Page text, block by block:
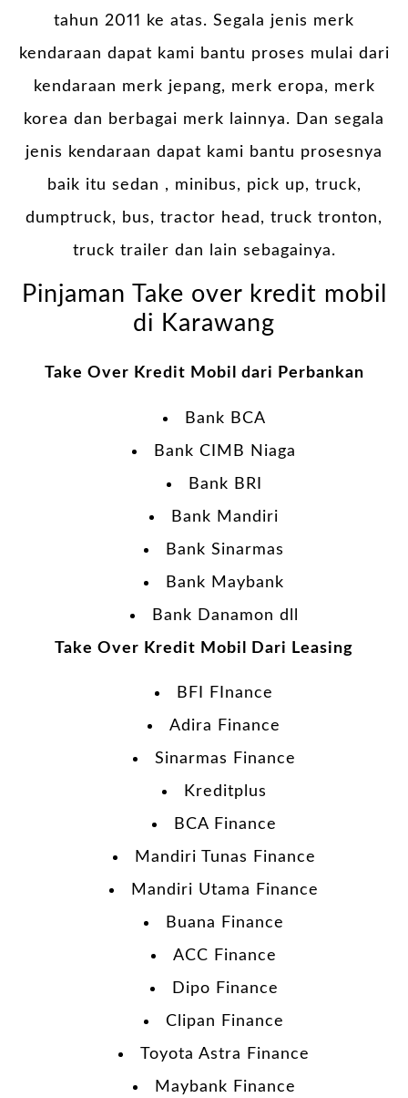
tahun 2011 ke atas. Segala jenis merk
kendaraan dapat kami bantu proses mulai dari
kendaraan merk jepang, merk eropa, merk
korea dan berbagai merk lainnya. Dan segala
jenis kendaraan dapat kami bantu prosesnya
baik itu sedan , minibus, pick up, truck,
dumptruck, bus, tractor head, truck tronton,
truck trailer dan lain sebagainya.
Pinjaman Take over kredit mobil
di Karawang
Take Over Kredit Mobil dari Perbankan
Bank BCA
Bank CIMB Niaga
Bank BRI
Bank Mandiri
Bank Sinarmas
Bank Maybank
Bank Danamon dll
Take Over Kredit Mobil Dari Leasing
BFI FInance
Adira Finance
Sinarmas Finance
Kreditplus
BCA Finance
Mandiri Tunas Finance
Mandiri Utama Finance
Buana Finance
ACC Finance
Dipo Finance
Clipan Finance
Toyota Astra Finance
Maybank Finance